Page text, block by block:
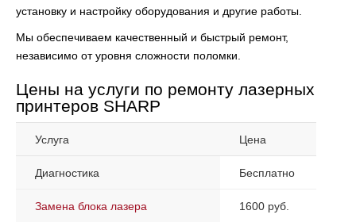
установку и настройку оборудования и другие работы.
Мы обеспечиваем качественный и быстрый ремонт,
независимо от уровня сложности поломки.
Цены на услуги по ремонту лазерных
принтеров SHARP
Услуга Цена
Диагностика Бесплатно
Замена блока лазера 1600 руб.